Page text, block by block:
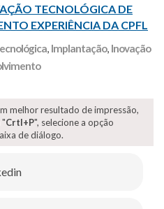
TECNOLÓGICA DE
EXPERIÊNCIA DA CPFL
, Implantação, Inovação
melhor resultado de impressão,
"Crtl+P", selecione a opção
de diálogo.